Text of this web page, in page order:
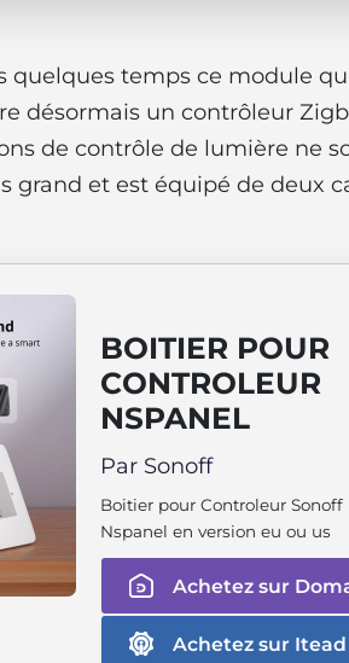
quelques temps ce module
désormais un contrôleur
de contrôle de lumière ne
grand et est équipé de deux
BOITIER POUR
CONTROLEUR
NSPANEL
Par Sonoff
Boitier pour Controleur Sonoff
Nspanel en version eu ou us
Achetez sur
Achetez sur Itead